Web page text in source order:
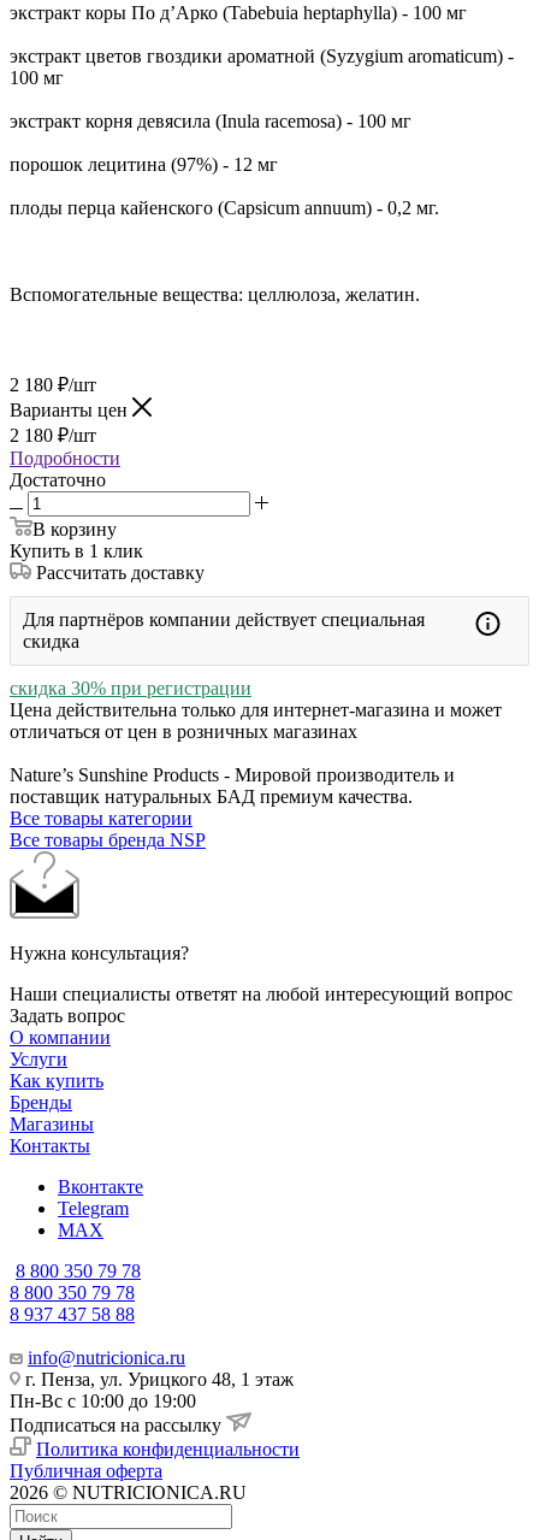
экстракт коры По д’Арко (Tabebuia heptaphylla) - 100 мг
экстракт цветов гвоздики ароматной (Syzygium aromaticum) -
100 мг
экстракт корня девясила (Inula racemosa) - 100 мг
порошок лецитина (97%) - 12 мг
плоды перца кайенского (Capsicum annuum) - 0,2 мг.
Вспомогательные вещества: целлюлоза, желатин.
2 180 ₽/шт
Варианты цен
2 180 ₽/шт
Подробности
Достаточно
В корзину
Купить в 1 клик
Рассчитать доставку
Для партнёров компании действует специальная
скидка
скидка 30% при регистрации
Цена действительна только для интернет-магазина и может
отличаться от цен в розничных магазинах
Nature’s Sunshine Products - Мировой производитель и
поставщик натуральных БАД премиум качества.
Все товары категории
Все товары бренда NSP
Нужна консультация?
Наши специалисты ответят на любой интересующий вопрос
Задать вопрос
О компании
Услуги
Как купить
Бренды
Магазины
Контакты
Вконтакте
Telegram
MAX
8 800 350 79 78
8 800 350 79 78
8 937 437 58 88
info@nutricionica.ru
г. Пенза, ул. Урицкого 48, 1 этаж
Пн-Вс с 10:00 до 19:00
Подписаться на рассылку
Политика конфиденциальности
Публичная оферта
2026 © NUTRICIONICA.RU